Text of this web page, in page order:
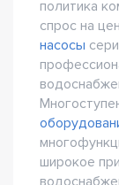
политика
спрос на
насосы
широкое